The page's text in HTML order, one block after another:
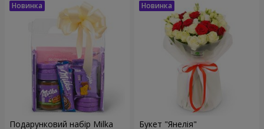
Подарунковий набір Milka Букет "Янелія"